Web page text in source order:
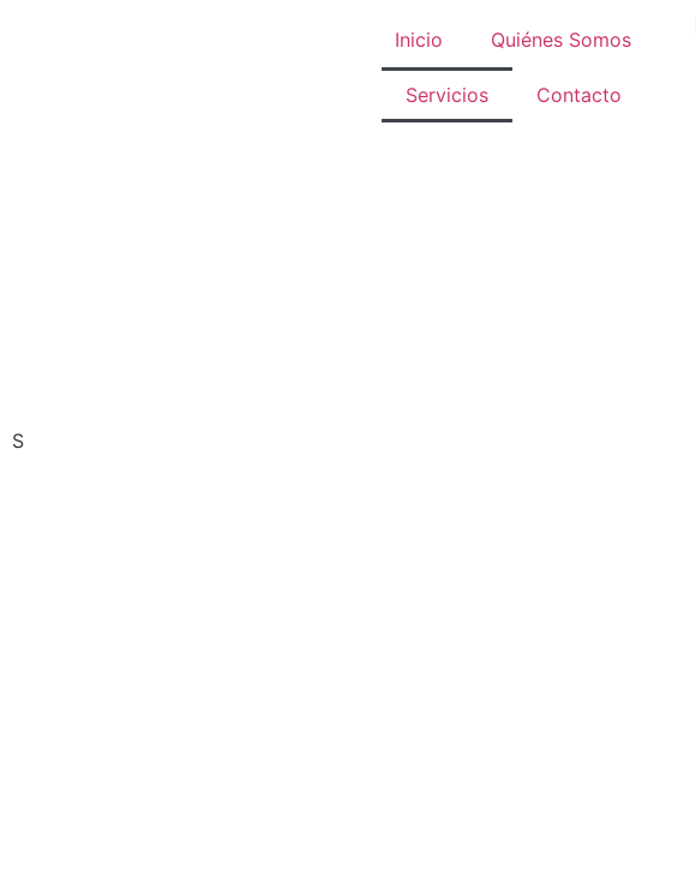
Inicio Quiénes Somos
Servicios Contacto
S